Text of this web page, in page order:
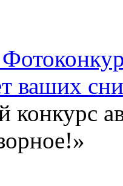
ваших
конкурс